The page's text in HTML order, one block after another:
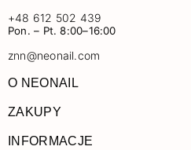
+48 612 502 439
Pon. – Pt. 8:00–16:00
znn@neonail.com
O NEONAIL
ZAKUPY
INFORMACJE